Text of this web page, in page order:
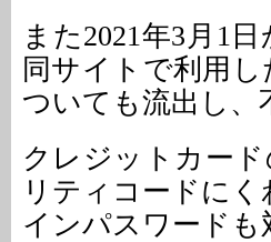
また2021年3月1
同サイトで利用
ついても流出し、
クレジットカー
リティコードに
インパスワードも